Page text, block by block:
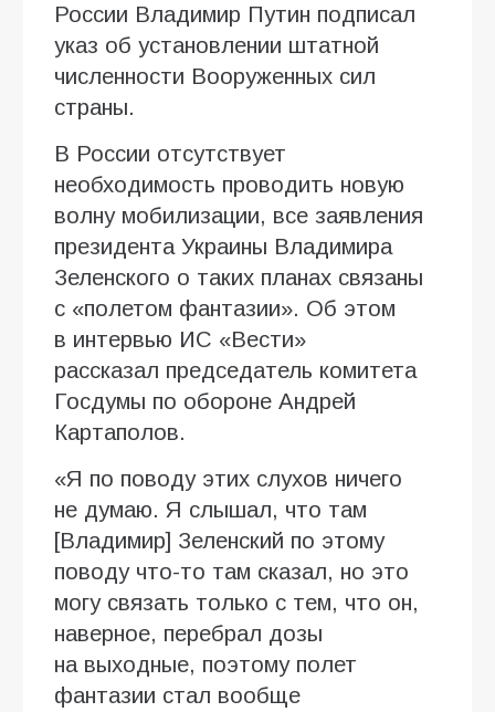
России Владимир Путин подписал
указ об установлении штатной
численности Вооруженных сил
страны.
В России отсутствует
необходимость проводить новую
волну мобилизации, все заявления
президента Украины Владимира
Зеленского о таких планах связаны
с «полетом фантазии». Об этом
в интервью ИC «Вести»
рассказал председатель комитета
Госдумы по обороне Андрей
Картаполов.
«Я по поводу этих слухов ничего
не думаю. Я слышал, что там
[Владимир] Зеленский по этому
поводу что-то там сказал, но это
могу связать только с тем, что он,
наверное, перебрал дозы
на выходные, поэтому полет
фантазии стал вообще